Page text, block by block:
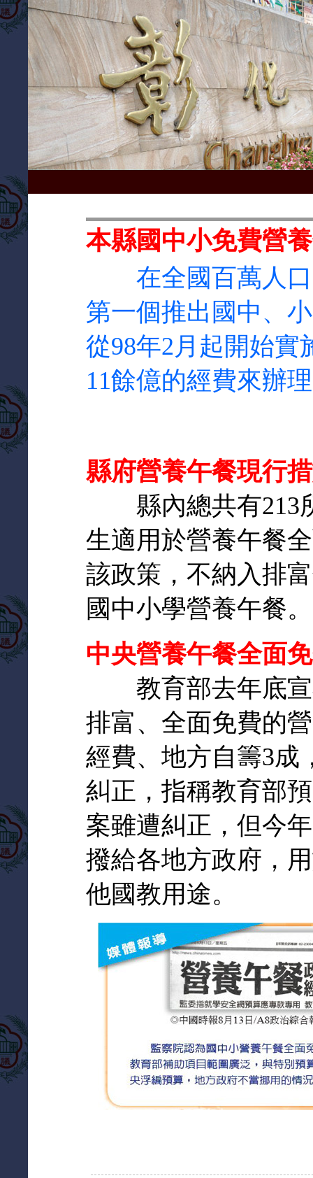
本縣國中小免費營
在全國百萬人
第一個推出國中、
從98年2月起開始實
11餘億的經費來辦
縣府營養午餐現行
縣內總共有213
生適用於營養午餐
該政策，不納入排
國中小學營養午餐。
中央營養午餐全面
教育部去年底宣
排富、全面免費的
經費、地方自籌3成
糾正，指稱教育部
案雖遭糾正，但今
撥給各地方政府，
他國教用途。